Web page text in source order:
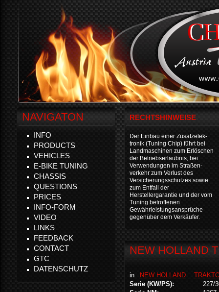
RECHTSHINWEISE
Der Einbau einer Zusatzelek-
tronik (Tuning Chip) führt bei
Landmaschinen zum Erlöschen
der Betriebserlaubnis, bei
Verwendungen im Straßen-
verkehr zum Verlust des
Versicherungsschutzes sowie
zum Entfall der
Herstellergarantie und der vom
Tuning betroffenen
Gewährleistungsansprüche
gegenüber dem Verkäufer.
NEW HOLLAND
in NEW HOLLAND
Serie (KW/PS):
227/
NAVIGATON
INFO
PRODUCTS
VEHICLES
E-BIKE TUNING
CHASSIS
QUESTIONS
PRICES
INFO-FORM
VIDEO
LINKS
FEEDBACK
CONTACT
GTC
DATENSCHUTZ